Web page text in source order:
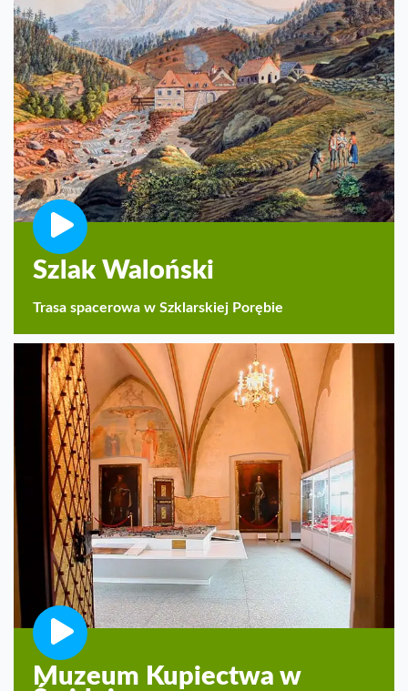
Szlak Waloński
Trasa spacerowa w Szklarskiej Porębie
Muzeum Kupiectwa w